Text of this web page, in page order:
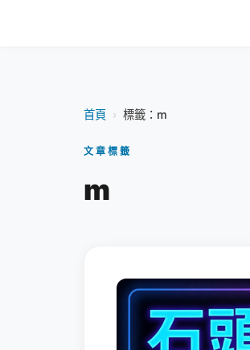
首頁 › 標籤：m
文章標籤
m